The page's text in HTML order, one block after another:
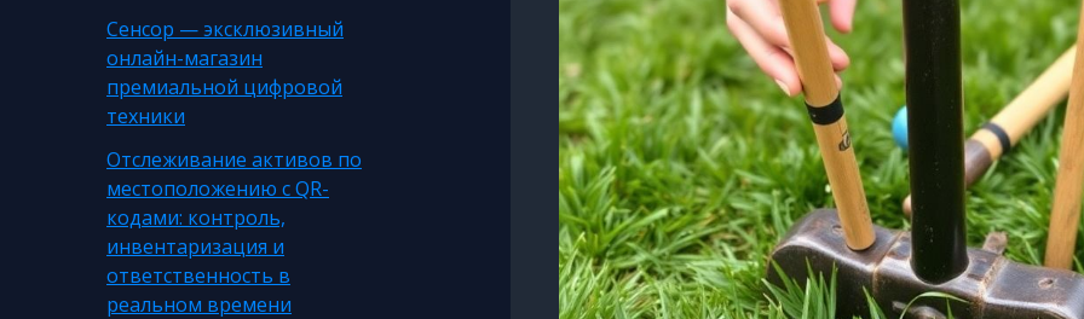
Сенсор — эксклюзивный
онлайн-магазин
премиальной цифровой
техники
Отслеживание активов по
местоположению с QR-
кодами: контроль,
инвентаризация и
ответственность в
реальном времени